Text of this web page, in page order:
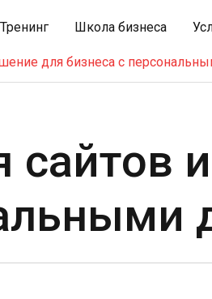
Тренинг Школа бизнеса
для бизнеса с
сайтов